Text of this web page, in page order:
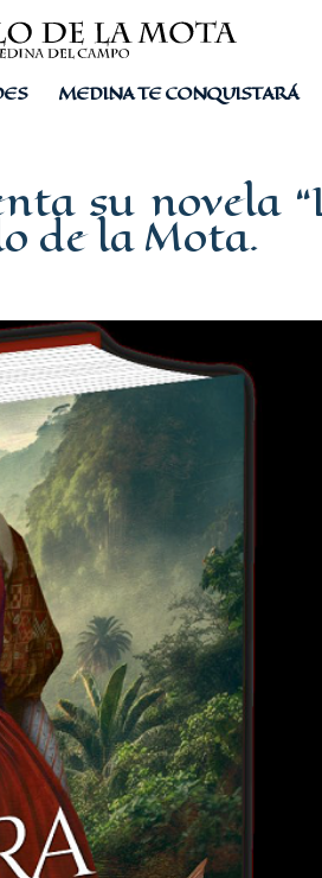
MEDINA TE CONQUISTARÁ
su novela
de la Mota.